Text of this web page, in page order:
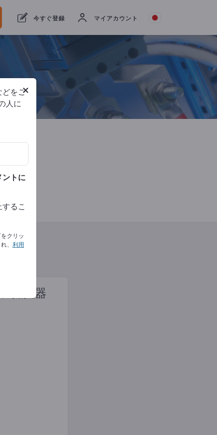
今すぐ登録 マイアカウント
ISO
抵抗器
×
どをご
人に
トに
るこ
クリッ
、 利用